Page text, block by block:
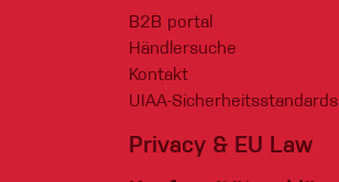
B2B portal
Händlersuche
Kontakt
UIAA-Sicherheitsstandards
Privacy & EU Law